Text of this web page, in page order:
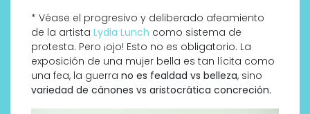
* Véase el progresivo y deliberado afeamiento
de la artista Lydia Lunch como sistema de
protesta. Pero ¡ojo! Esto no es obligatorio. La
exposición de una mujer bella es tan lícita como
una fea, la guerra no es fealdad vs belleza, sino
variedad de cánones vs aristocrática concreción.